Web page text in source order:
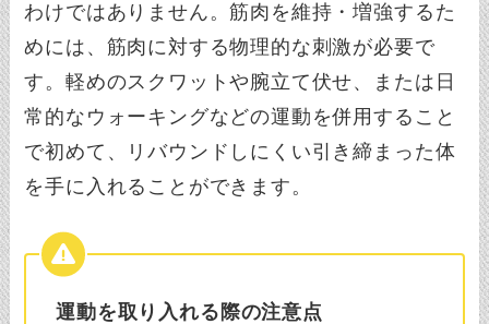
わけではありません。筋肉を維持・増強するた
めには、筋肉に対する物理的な刺激が必要で
す。軽めのスクワットや腕立て伏せ、または日
常的なウォーキングなどの運動を併用すること
で初めて、リバウンドしにくい引き締まった体
を手に入れることができます。
運動を取り入れる際の注意点